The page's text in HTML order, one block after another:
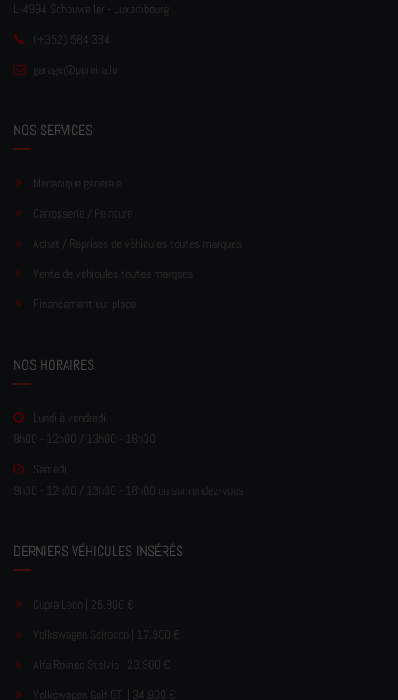
L-4994 Schouweiler - Luxembourg
(+352) 584 384
garage@pereira.lu
NOS SERVICES
Mécanique générale
Carrosserie / Peinture
Achat / Reprises de véhicules toutes marques
Vente de véhicules toutes marques
Financement sur place
NOS HORAIRES
Lundi à vendredi
8h00 - 12h00 / 13h00 - 18h30
Samedi
9h30 - 12h00 / 13h30 - 18h00 ou sur rendez-vous
DERNIERS VÉHICULES INSÉRÉS
Cupra Leon | 26.900 €
Volkswagen Scirocco | 17.900 €
Alfa Romeo Stelvio | 23.900 €
Volkswagen Golf GTI | 34.900 €